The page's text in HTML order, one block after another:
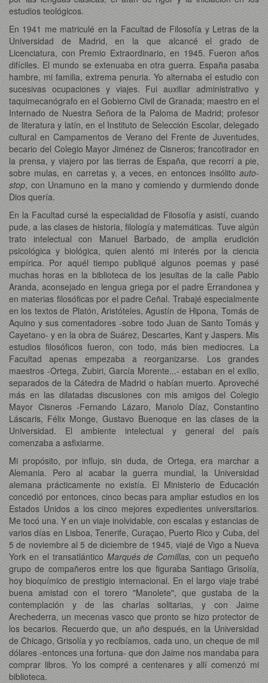
estudios teológicos.
En 1941 me matriculé en la Facultad de Filosofía y Letras de la
Universidad de Madrid, en la que alcancé el grado de
Licenciatura, con Premio Extraordinario, en 1945. Fueron años
difíciles. El mundo se extenuaba en otra guerra. España pasaba
hambre, mi familia, extrema penuria. Yo alternaba el estudio con
sucesivas ocupaciones y viajes. Fui auxiliar administrativo y
taquimecanógrafo en el Gobierno Civil de Granada; maestro en el
Internado de Nuestra Señora de la Paloma de Madrid; profesor
de literatura y latín, en el Instituto de Selección Escolar, delegado
cultural en Campamentos de Verano del Frente de Juventudes,
becario del Colegio Mayor Jiménez de Cisneros; francotirador en
la prensa, y viajero por las tierras de España, que recorrí a pie,
sobre mulas, en carretas y, a veces, en entonces insólito auto-
stop, con Unamuno en la mano y comiendo y durmiendo donde
Dios quería.
En la Facultad cursé la especialidad de Filosofía y asistí, cuando
pude, a las clases de historia, filología y matemáticas. Tuve algún
trato intelectual con Manuel Barbado, de amplia erudición
psicológica y biológica, quien alentó mi interés por la ciencia
empírica. Por aquél tiempo publiqué algunos poemas y pasé
muchas horas en la biblioteca de los jesuitas de la calle Pablo
Aranda, aconsejado en lengua griega por el padre Errandonea y
en materias filosóficas por el padre Ceñal. Trabajé especialmente
en los textos de Platón, Aristóteles, Agustín de Hipona, Tomás de
Aquino y sus comentadores -sobre todo Juan de Santo Tomás y
Cayetano- y en la obra de Suárez, Descartes, Kant y Jaspers. Mis
estudios filosóficos fueron, con todo, más bien mediocres. La
Facultad apenas empezaba a reorganizarse. Los grandes
maestros -Ortega, Zubiri, García Morente...- estaban en el exilio,
separados de la Cátedra de Madrid o habían muerto. Aproveché
más en las dilatadas discusiones con mis amigos del Colegio
Mayor Cisneros -Fernando Lázaro, Manolo Díaz, Constantino
Láscaris, Félix Monge, Gustavo Buenoque en las clases de la
Universidad. El ambiente intelectual y general del país
comenzaba a asfixiarme.
Mi propósito, por influjo, sin duda, de Ortega, era marchar a
Alemania. Pero al acabar la guerra mundial, la Universidad
alemana prácticamente no existía. El Ministerio de Educación
concedió por entonces, cinco becas para ampliar estudios en los
Estados Unidos a los cinco mejores expedientes universitarios.
Me tocó una. Y en un viaje inolvidable, con escalas y estancias de
varios días en Lisboa, Tenerife, Curaçao, Puerto Rico y Cuba, del
5 de noviembre al 5 de diciembre de 1945, viajé de Vigo a Nueva
York en el transatlántico Marqués de Comillas, con un pequeño
grupo de compañeros entre los que figuraba Santiago Grisolía,
hoy bioquímico de prestigio internacional. En el largo viaje trabé
buena amistad con el torero "Manolete", que gustaba de la
contemplación y de las charlas solitarias, y con Jaime
Arechederra, un mecenas vasco que pronto se hizo protector de
los becarios. Recuerdo que, un año después, en la Universidad
de Chicago, Grisolía y yo recibíamos, cada uno, un cheque de mil
dólares -entonces una fortuna- que don Jaime nos mandaba para
comprar libros. Yo los compré a centenares y allí comenzó mi
biblioteca.